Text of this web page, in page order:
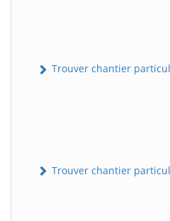
Trouver chantier
Trouver chantier